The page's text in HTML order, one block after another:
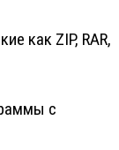
как ZIP, RAR,
с